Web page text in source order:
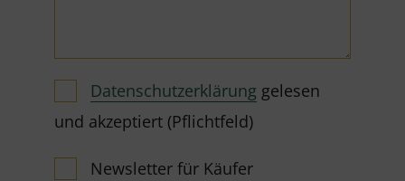
Datenschutzerklärung gelesen
und akzeptiert (Pflichtfeld)
Newsletter für Käufer